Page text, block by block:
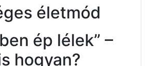
életmód
ép lélek” –
hogyan?